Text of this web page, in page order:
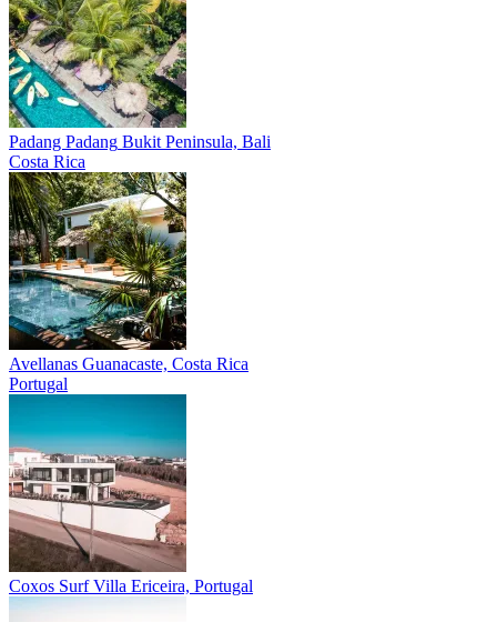
Padang Padang Bukit Peninsula, Bali
Costa Rica
Avellanas Guanacaste, Costa Rica
Portugal
Coxos Surf Villa Ericeira, Portugal